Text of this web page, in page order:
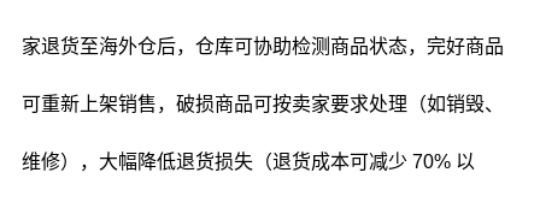
家退货至海外仓后，仓库可协助检测商品状态，完好商品
可重新上架销售，破损商品可按卖家要求处理（如销毁、
维修），大幅降低退货损失（退货成本可减少 70% 以